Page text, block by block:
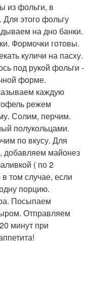
из фольги, в
этого фольгу
на дно банки.
Формочки готовы.
куличи на пасху.
под рукой фольги -
форме.
каждую
режем
Солим, перчим.
полукольцами.
по вкусу. Для
добавляем майонез
( по 2
том случае, если
порцию.
Посыпаем
Отправляем
минут при